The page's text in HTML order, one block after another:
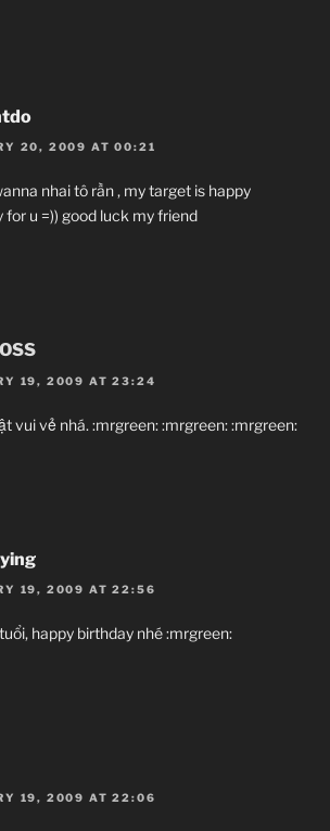
20, 2009 AT 00:21
nhai tô rần , my target is happy
for u =)) good luck my friend
19, 2009 AT 23:24
vui vẻ nhá. :mrgreen: :mrgreen: :mrgreen:
19, 2009 AT 22:56
happy birthday nhé :mrgreen:
19, 2009 AT 22:06